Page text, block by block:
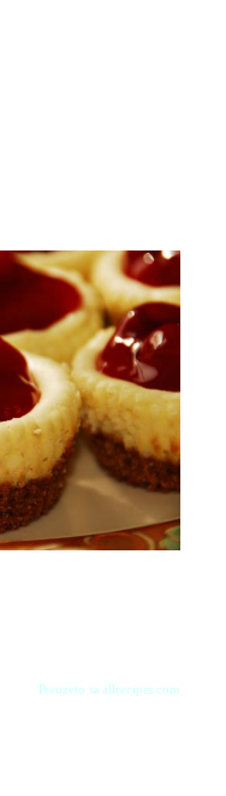
Preuzeto sa allrecipes.com